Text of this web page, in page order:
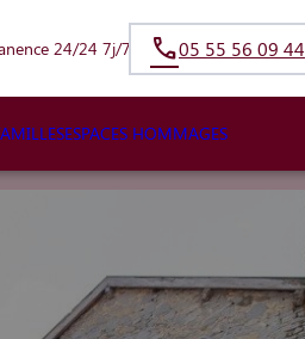
24/24 7j/7 05 55 56 09 44
ESPACES HOMMAGES